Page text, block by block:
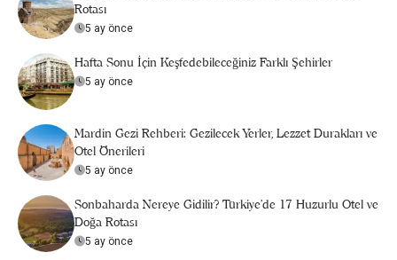
Rotası
5 ay önce
Hafta Sonu İçin Keşfedebileceğiniz Farklı Şehirler
5 ay önce
Mardin Gezi Rehberi: Gezilecek Yerler, Lezzet Durakları ve
Otel Önerileri
5 ay önce
Sonbaharda Nereye Gidilir? Türkiye’de 17 Huzurlu Otel ve
Doğa Rotası
5 ay önce